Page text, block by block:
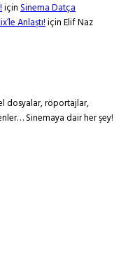
içinSinema Datça
Anlaştı!içinElif Naz
dosyalar, röportajlar,
Sinemaya dair her şey!